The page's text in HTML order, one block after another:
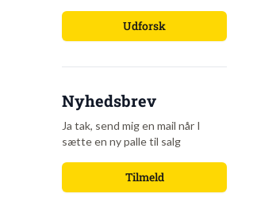
Udforsk
Nyhedsbrev
Ja tak, send mig en mail når I
sætte en ny palle til salg
Tilmeld